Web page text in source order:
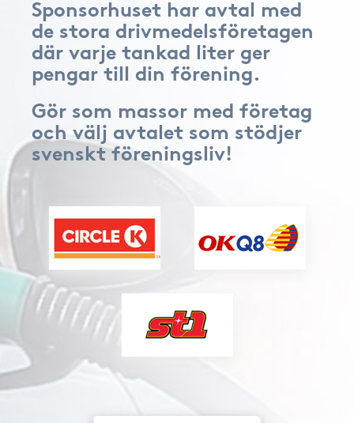
Sponsorhuset har avtal med
de stora drivmedelsföretagen
där varje tankad liter ger
pengar till din förening.
Gör som massor med företag
och välj avtalet som stödjer
svenskt föreningsliv!